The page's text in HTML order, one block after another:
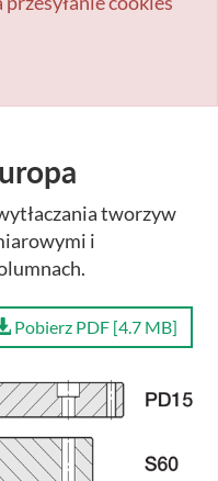
tworzyw
i
Pobierz PDF [4.7 MB]